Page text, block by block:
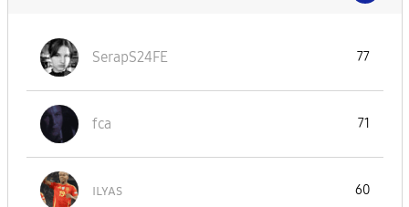
SerapS24FE 77
fca 71
ɪʟʏᴀs 60